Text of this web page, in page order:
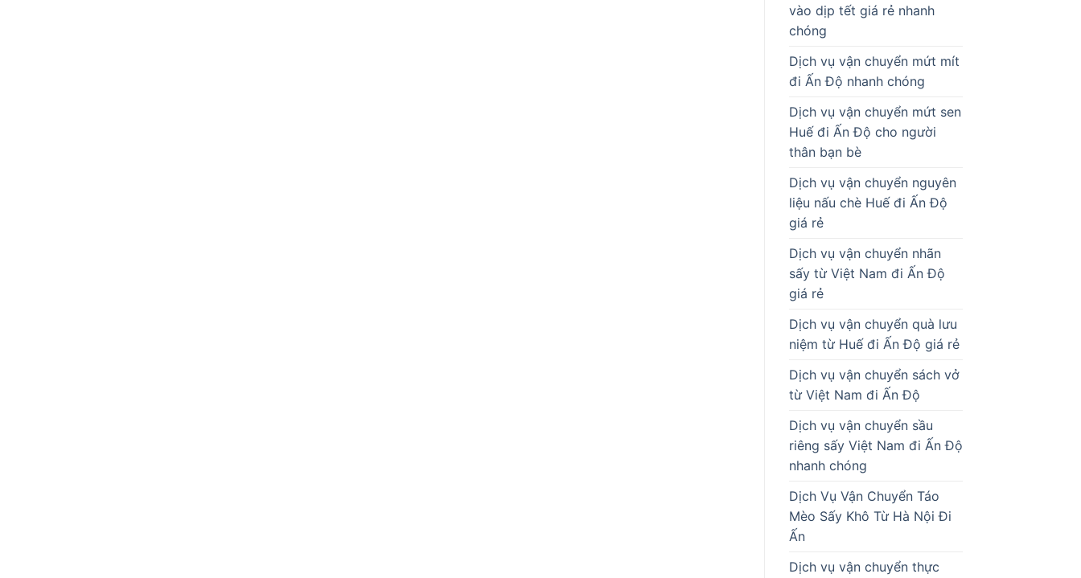
vào dịp tết giá rẻ nhanh
chóng
Dịch vụ vận chuyển mứt mít
đi Ấn Độ nhanh chóng
Dịch vụ vận chuyển mứt sen
Huế đi Ấn Độ cho người
thân bạn bè
Dịch vụ vận chuyển nguyên
liệu nấu chè Huế đi Ấn Độ
giá rẻ
Dịch vụ vận chuyển nhãn
sấy từ Việt Nam đi Ấn Độ
giá rẻ
Dịch vụ vận chuyển quà lưu
niệm từ Huế đi Ấn Độ giá rẻ
Dịch vụ vận chuyển sách vở
từ Việt Nam đi Ấn Độ
Dịch vụ vận chuyển sầu
riêng sấy Việt Nam đi Ấn Độ
nhanh chóng
Dịch Vụ Vận Chuyển Táo
Mèo Sấy Khô Từ Hà Nội Đi
Ấn
Dịch vụ vận chuyển thực